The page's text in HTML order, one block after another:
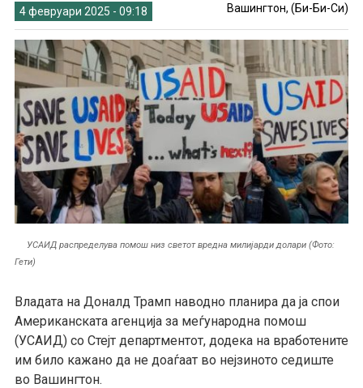
4 февруари 2025 - 09:18 Вашингтон, (Би-Би-Си)
УСАИД распределува помош низ светот вредна милијарди долари (Фото:
Гети)
Владата на Доналд Трамп наводно планира да ја спои
Американската агенција за меѓународна помош
(УСАИД) со Стејт департментот, додека на вработените
им било кажано да не доаѓаат во нејзиното седиште
во Вашингтон.